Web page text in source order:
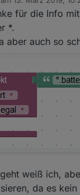
ob ioBroker
zu lässt
in
von thewhobox
für die Info
*.
aber auch so
weiß ich,
da es